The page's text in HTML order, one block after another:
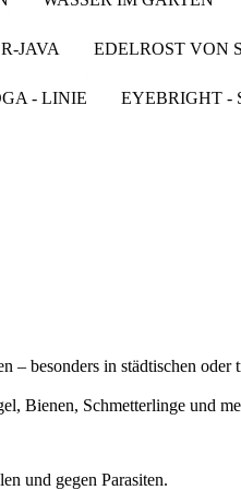
JAVA EDELROST VON
- LINIE EYEBRIGHT -
besonders in städtischen
Bienen, Schmetterlinge und
und gegen Parasiten.